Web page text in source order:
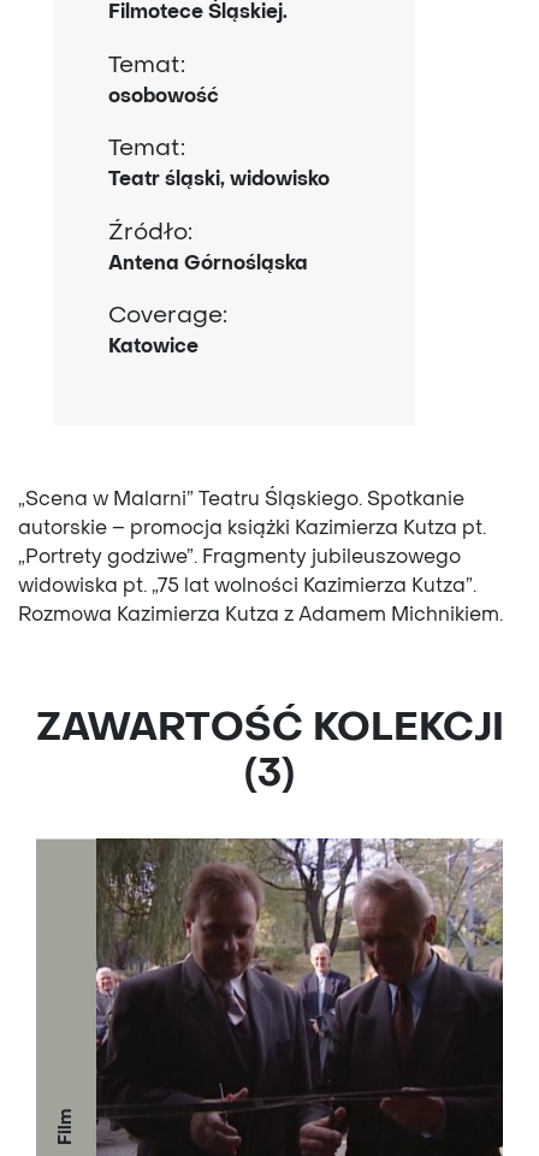
„Scena w Malarni” Teatru Śląskiego. Spotkanie
autorskie – promocja książki Kazimierza Kutza pt.
„Portrety godziwe”. Fragmenty jubileuszowego
widowiska pt. „75 lat wolności Kazimierza Kutza”.
Rozmowa Kazimierza Kutza z Adamem Michnikiem.
ZAWARTOŚĆ KOLEKCJI
(3)
Film
Filmotece Śląskiej.
Temat:
osobowość
Temat:
Teatr śląski, widowisko
Źródło:
Antena Górnośląska
Coverage:
Katowice